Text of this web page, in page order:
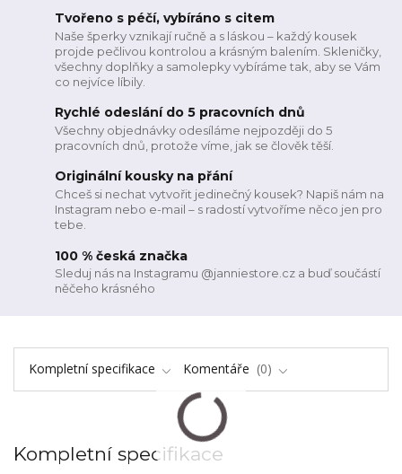
Tvořeno s péčí, vybíráno s citem
Naše šperky vznikají ručně a s láskou – každý kousek
projde pečlivou kontrolou a krásným balením. Skleničky,
všechny doplňky a samolepky vybíráme tak, aby se Vám
co nejvíce líbily.
Rychlé odeslání do 5 pracovních dnů
Všechny objednávky odesíláme nejpozději do 5
pracovních dnů, protože víme, jak se člověk těší.
Originální kousky na přání
Chceš si nechat vytvořit jedinečný kousek? Napiš nám na
Instagram nebo e-mail – s radostí vytvoříme něco jen pro
tebe.
100 % česká značka
Sleduj nás na Instagramu @janniestore.cz a buď součástí
něčeho krásného
Kompletní specifikace Komentáře 0
Kompletní specifikace